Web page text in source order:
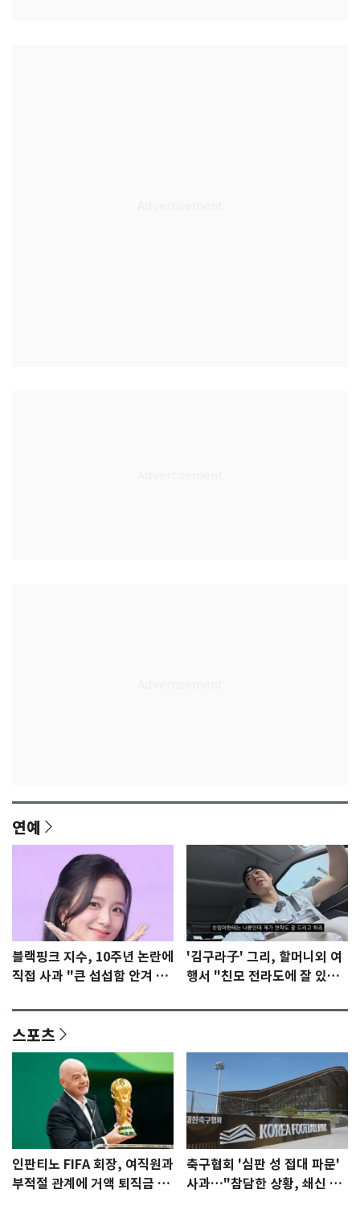
연예
블랙핑크 지수, 10주년 논란에
직접 사과 "큰 섭섭함 안겨 미
'김구라子' 그리, 할머니외 여
행서 "친모 전라도에 잘 있
스포츠
인판티노 FIFA 회장, 여직원과
부적절 관계에 거액 퇴직금 지
축구협회 '심판 성 접대 파문'
사과…"참담한 상황, 쇄신 약